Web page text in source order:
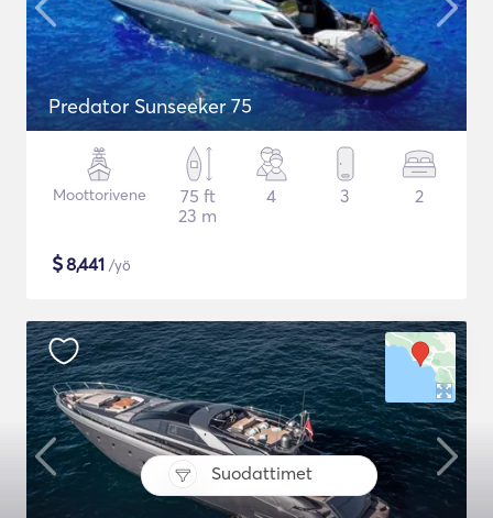
Suodattimet
Predator Sunseeker 75
Moottorivene
75 ft
23 m
4 3 2
$8,441 /yö